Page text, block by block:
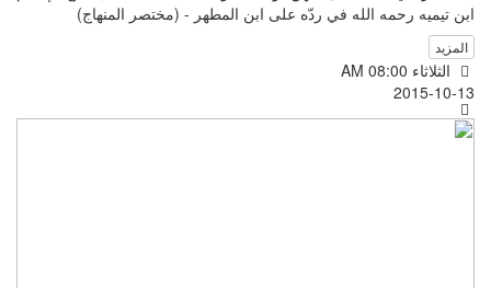
ابن تيميه رحمه الله في ردّه على ابن المطهر - (مختصر المنهاج)
المزيد
الثلاثاء AM 08:00
2015-10-13